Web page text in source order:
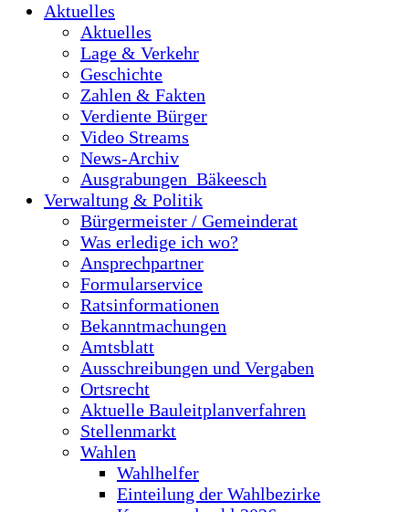
Aktuelles
Aktuelles
Lage & Verkehr
Geschichte
Zahlen & Fakten
Verdiente Bürger
Video Streams
News-Archiv
Ausgrabungen_Bäkeesch
Verwaltung & Politik
Bürgermeister / Gemeinderat
Was erledige ich wo?
Ansprechpartner
Formularservice
Ratsinformationen
Bekanntmachungen
Amtsblatt
Ausschreibungen und Vergaben
Ortsrecht
Aktuelle Bauleitplanverfahren
Stellenmarkt
Wahlen
Wahlhelfer
Einteilung der Wahlbezirke